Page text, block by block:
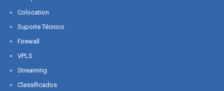
Colocation
Suporte Técnico
Firewall
VPLS
Streaming
Classificados